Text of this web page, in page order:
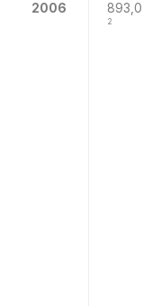
2006 893,0
2